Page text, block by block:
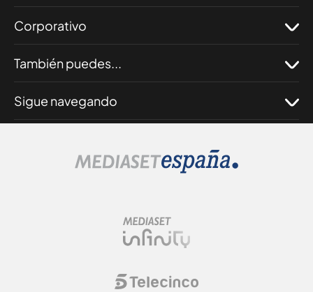
Corporativo
También puedes...
Sigue navegando